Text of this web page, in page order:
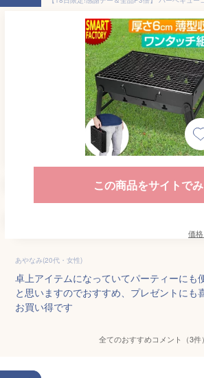
この商品をサイトで
価
あやなみ(20代・女性)
卓上アイテムになっていてパーティーにも
と思いますのでおすすめ、プレゼントにも
お買い得です
全てのおすすめコメント（3件）